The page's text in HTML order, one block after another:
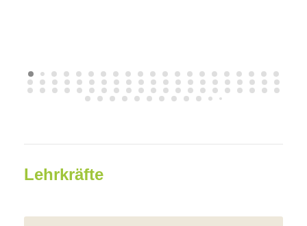
Lehrkräfte